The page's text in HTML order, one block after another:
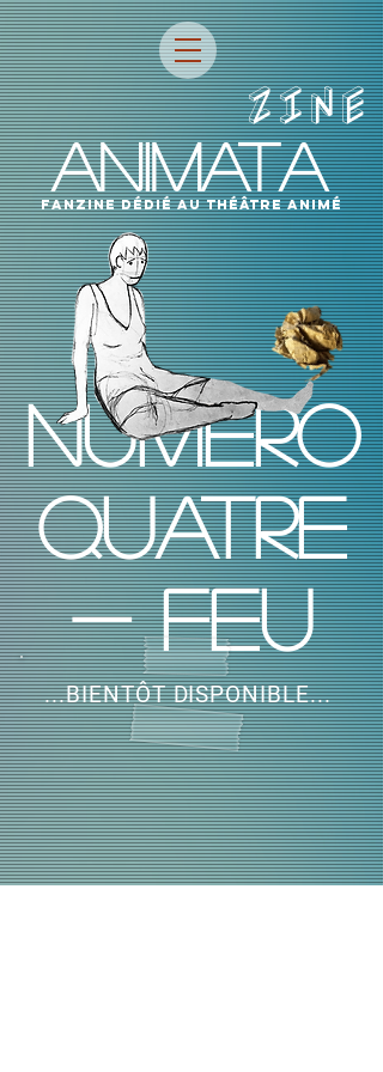
ZINE
ANIMATA
fanzine dÉdIÉ AU THÉÂTRE ANIMÉ
NUMÉRO
QUATRE
- feu
...BIENTÔT DISPONIBLE...